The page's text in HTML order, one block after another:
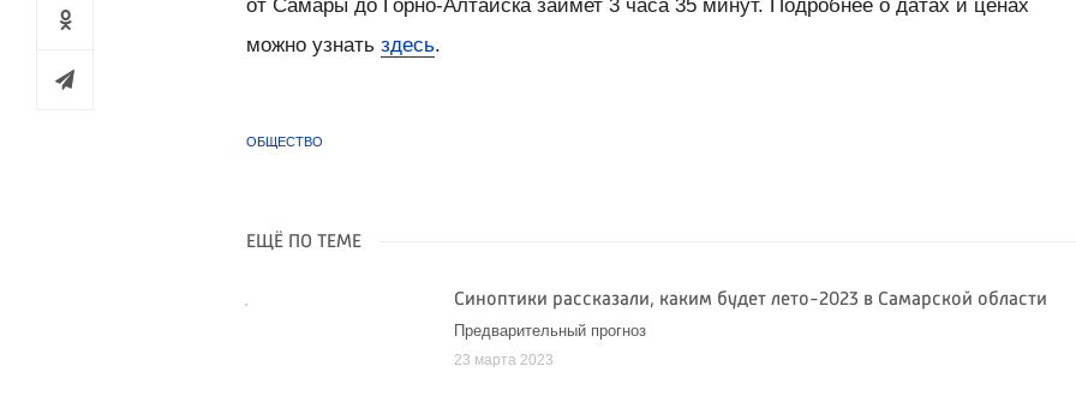
от Самары до Горно-Алтайска займет 3 часа 35 минут. Подробнее о датах и ценах
можно узнатьздесь.
ОБЩЕСТВО
ЕЩЁ ПО ТЕМЕ
Синоптики рассказали, каким будет лето-2023 в Самарской области
Предварительный прогноз
23 марта 2023